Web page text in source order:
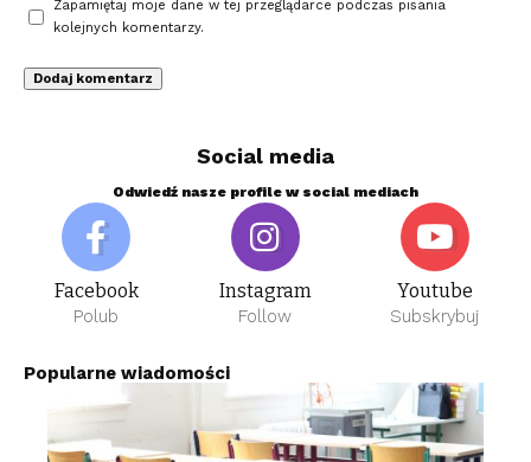
Zapamiętaj moje dane w tej przeglądarce podczas pisania
kolejnych komentarzy.
Social media
Odwiedź nasze profile w social mediach
Facebook
Polub
Instagram
Follow
Youtube
Subskrybuj
Popularne wiadomości